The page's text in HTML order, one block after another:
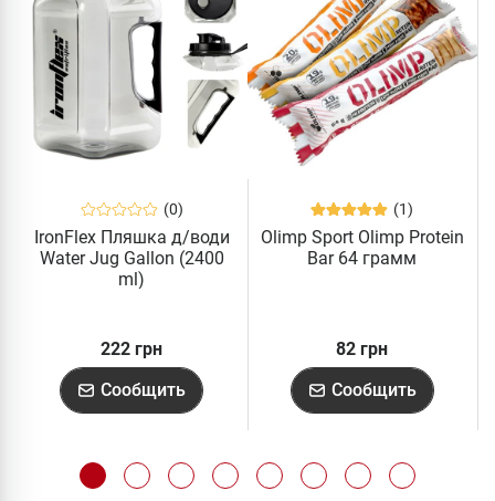
(0)
IronFlex Пляшка д/води
Water Jug Gallon (2400
ml)
222 грн
Сообщить
(1)
Olimp Sport Olimp Protein
Bar 64 грамм
82 грн
Сообщить